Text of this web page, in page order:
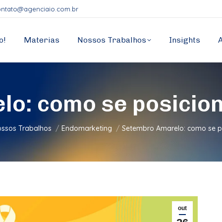
Materias Nossos Trabalhos Insights
como se
aqui:Trabalhos Endomarketing Setembro Amarelo: como se
out